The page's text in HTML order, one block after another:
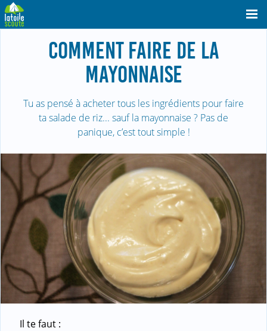
COMMENT FAIRE DE LA
MAYONNAISE
Tu as pensé à acheter tous les ingrédients pour faire
ta salade de riz... sauf la mayonnaise ? Pas de
panique, c’est tout simple !
Il te faut :